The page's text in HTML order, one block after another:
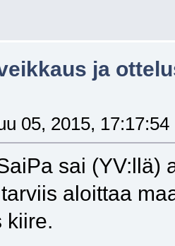
ja
05, 2015, 17:17:54
sai (YV:llä)
aloittaa
kiire.